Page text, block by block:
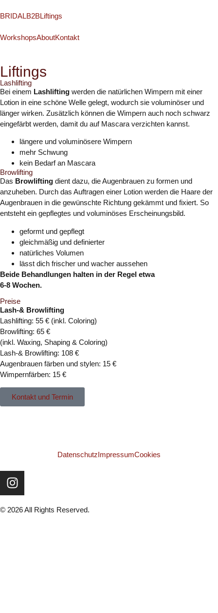
BRIDALB2BLiftings
WorkshopsAboutKontakt
Liftings
Lashlifting
Bei einem Lashlifting werden die natürlichen Wimpern mit einer
Lotion in eine schöne Welle gelegt, wodurch sie voluminöser und
länger wirken. Zusätzlich können die Wimpern auch noch schwarz
eingefärbt werden, damit du auf Mascara verzichten kannst.
längere und voluminösere Wimpern
mehr Schwung
kein Bedarf an Mascara
Browlifting
Das Browlifting dient dazu, die Augenbrauen zu formen und
anzuheben. Durch das Auftragen einer Lotion werden die Haare der
Augenbrauen in die gewünschte Richtung gekämmt und fixiert. So
entsteht ein gepflegtes und voluminöses Erscheinungsbild.
geformt und gepflegt
gleichmäßig und definierter
natürliches Volumen
lässt dich frischer und wacher aussehen
Beide Behandlungen halten in der Regel etwa
6-8 Wochen.
Preise
Lash-& Browlifting
Lashlifting: 55 € (inkl. Coloring)
Browlifting: 65 €
(inkl. Waxing, Shaping & Coloring)
Lash-& Browlifting: 108 €
Augenbrauen färben und stylen: 15 €
Wimpernfärben: 15 €
Kontakt und Termin
DatenschutzImpressumCookies
© 2026 All Rights Reserved.